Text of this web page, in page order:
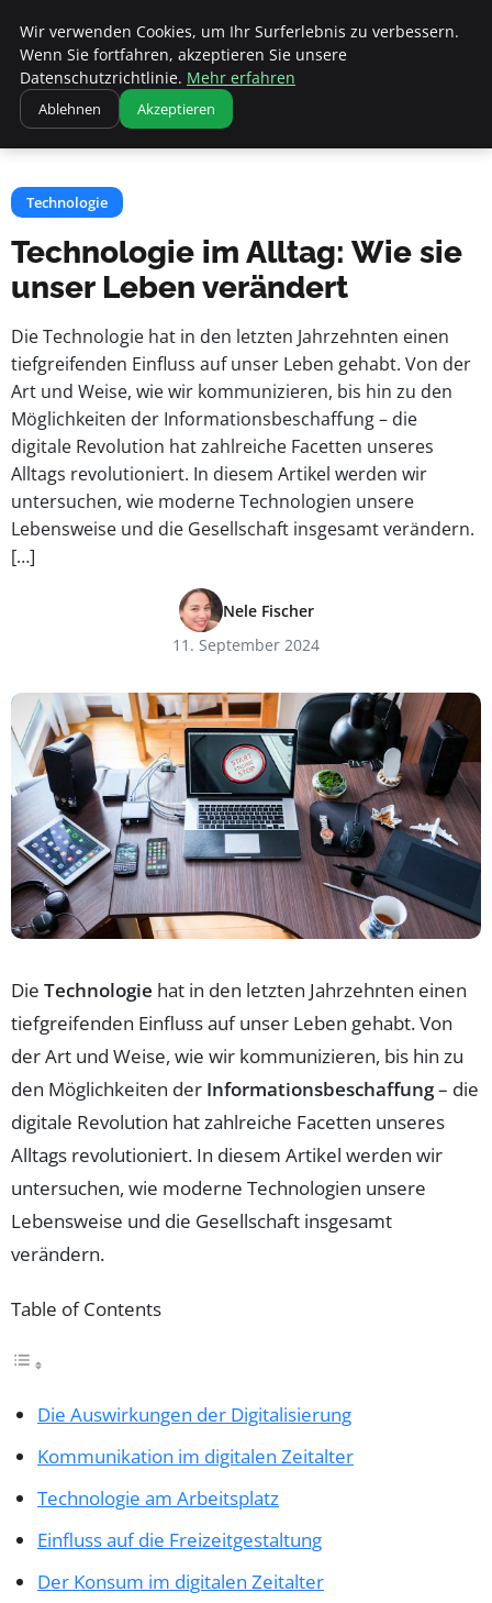
Apemania Shop
Startseite
Technologie
Technologie im Alltag: Wie sie unser Leben verändert
Technologie
Technologie im Alltag: Wie sie
unser Leben verändert
Die Technologie hat in den letzten Jahrzehnten einen
tiefgreifenden Einfluss auf unser Leben gehabt. Von der
Art und Weise, wie wir kommunizieren, bis hin zu den
Möglichkeiten der Informationsbeschaffung – die
digitale Revolution hat zahlreiche Facetten unseres
Alltags revolutioniert. In diesem Artikel werden wir
untersuchen, wie moderne Technologien unsere
Lebensweise und die Gesellschaft insgesamt verändern.
[…]
Nele Fischer
11. September 2024
Die Technologie hat in den letzten Jahrzehnten einen
tiefgreifenden Einfluss auf unser Leben gehabt. Von
der Art und Weise, wie wir kommunizieren, bis hin zu
den Möglichkeiten der Informationsbeschaffung– die
digitale Revolution hat zahlreiche Facetten unseres
Alltags revolutioniert. In diesem Artikel werden wir
untersuchen, wie moderne Technologien unsere
Lebensweise und die Gesellschaft insgesamt
verändern.
Table of Contents
Die Auswirkungen der Digitalisierung
Kommunikation im digitalen Zeitalter
Technologie am Arbeitsplatz
Einfluss auf die Freizeitgestaltung
Der Konsum im digitalen Zeitalter
Wir verwenden Cookies, um Ihr Surferlebnis zu verbessern.
Wenn Sie fortfahren, akzeptieren Sie unsere
Datenschutzrichtlinie. Mehr erfahren
Ablehnen Akzeptieren